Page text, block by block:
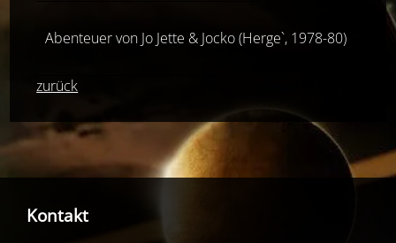
Abenteuer von Jo Jette & Jocko (Herge`, 1978-80)
zurück
Kontakt